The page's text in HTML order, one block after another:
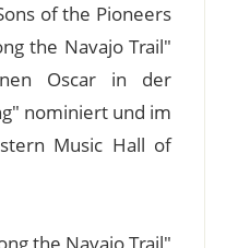
of the Pioneers
the Navajo Trail"
Oscar in der
nominiert und im
Music Hall of